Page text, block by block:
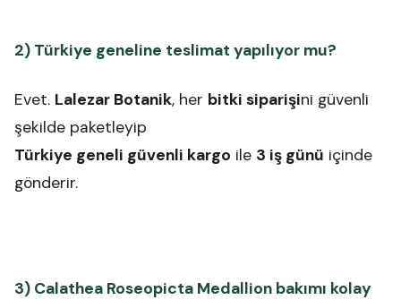
2) Türkiye geneline teslimat yapılıyor mu?
Evet. Lalezar Botanik, her bitki siparişini güvenli
şekilde paketleyip
Türkiye geneli güvenli kargo ile 3 iş günü içinde
gönderir.
3) Calathea Roseopicta Medallion bakımı kolay